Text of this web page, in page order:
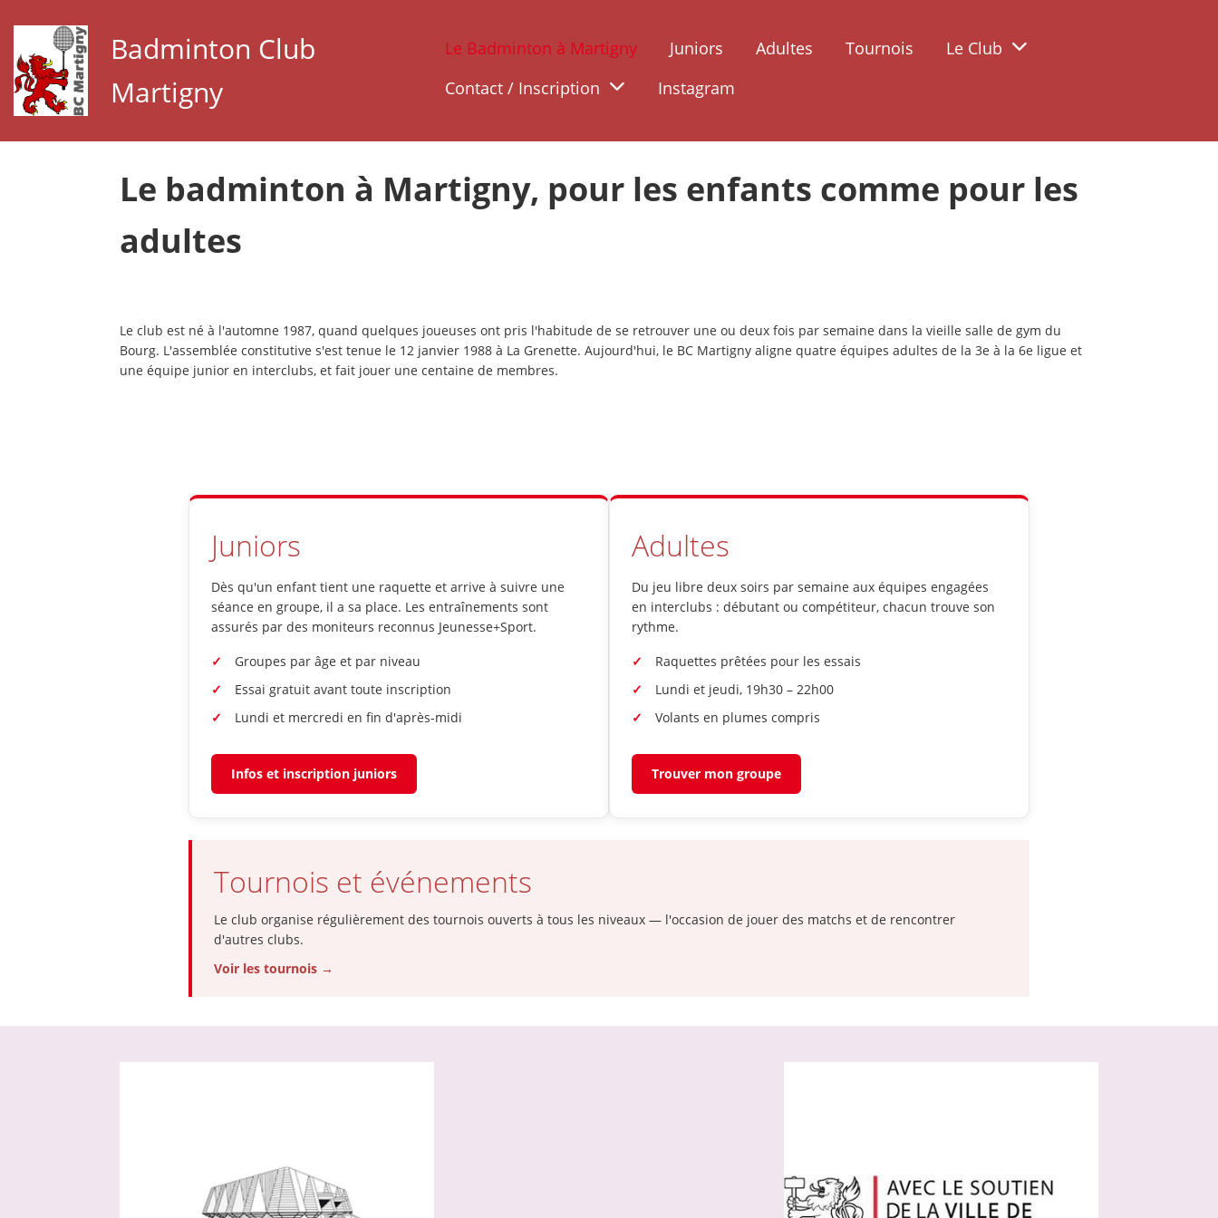
Le Badminton à Martigny Juniors Adultes Tournois
Le Club
Contact / Inscription
Instagram
Badminton Club
Martigny
Le badminton à Martigny, pour les enfants comme pour les
adultes
Le club est né à l'automne 1987, quand quelques joueuses ont pris l'habitude de se retrouver une ou deux fois par semaine dans la vieille salle de gym du
Bourg. L'assemblée constitutive s'est tenue le 12 janvier 1988 à La Grenette. Aujourd'hui, le BC Martigny aligne quatre équipes adultes de la 3e à la 6e ligue et
une équipe junior en interclubs, et fait jouer une centaine de membres.
Juniors
Dès qu'un enfant tient une raquette et arrive à suivre une
séance en groupe, il a sa place. Les entraînements sont
assurés par des moniteurs reconnus Jeunesse+Sport.
Groupes par âge et par niveau
Essai gratuit avant toute inscription
Lundi et mercredi en fin d'après-midi
Infos et inscription juniors
Adultes
Du jeu libre deux soirs par semaine aux équipes engagées
en interclubs : débutant ou compétiteur, chacun trouve son
rythme.
Raquettes prêtées pour les essais
Lundi et jeudi, 19h30 – 22h00
Volants en plumes compris
Trouver mon groupe
Tournois et événements
Le club organise régulièrement des tournois ouverts à tous les niveaux — l'occasion de jouer des matchs et de rencontrer
d'autres clubs.
Voir les tournois →